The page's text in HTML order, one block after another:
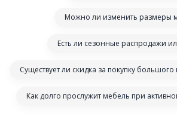
Можно ли изменить размеры
Есть ли сезонные распродажи
Существует ли скидка за покупку
Как долго прослужит мебель при